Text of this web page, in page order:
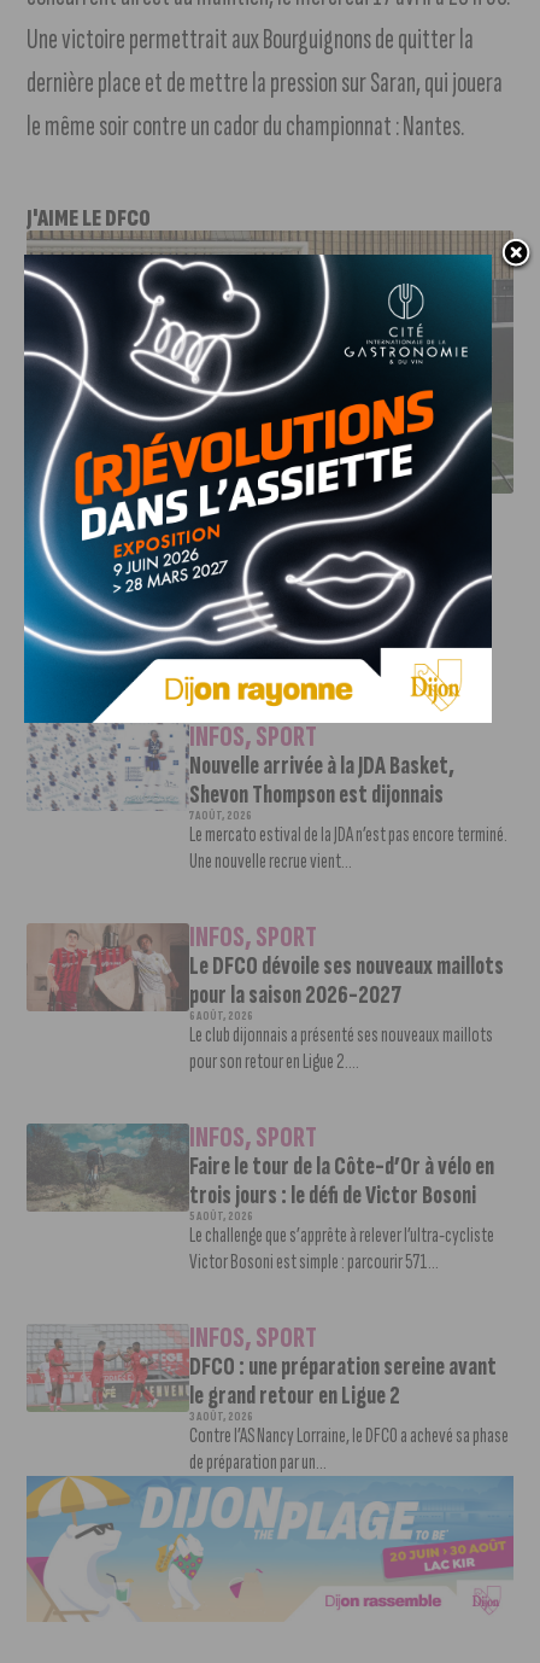
Une victoire permettrait aux Bourguignons de quitter la
dernière place et de mettre la pression sur Saran, qui jouera
le même soir contre un cador du championnat : Nantes.
J'AIME LE DFCO
DFCO : RENCONTRE AVEC PIERRE-HENRI DEBALLON,
L’ARTISAN DE LA MONTÉE EN LIGUE 2
INFOS,SPORT
DFCO : Rencontre avec Pierre-Henri
Deballon, l’artisan de la montée en
Ligue 2
7 AOÛT, 2026
Le DFCO est de retour en Ligue 2 après trois ans
d’absence. La saison...
INFOS,SPORT
Nouvelle arrivée à la JDA Basket,
Shevon Thompson est dijonnais
7 AOÛT, 2026
Le mercato estival de la JDA n’est pas encore terminé.
Une nouvelle recrue vient...
INFOS,SPORT
Le DFCO dévoile ses nouveaux maillots
pour la saison 2026-2027
6 AOÛT, 2026
Le club dijonnais a présenté ses nouveaux maillots
pour son retour en Ligue 2....
INFOS,SPORT
Faire le tour de la Côte-d’Or à vélo en
trois jours : le défi de Victor Bosoni
5 AOÛT, 2026
Le challenge que s’apprête à relever l’ultra-cycliste
Victor Bosoni est simple : parcourir 571...
INFOS,SPORT
DFCO : une préparation sereine avant
le grand retour en Ligue 2
3 AOÛT, 2026
Contre l’AS Nancy Lorraine, le DFCO a achevé sa phase
de préparation par un...